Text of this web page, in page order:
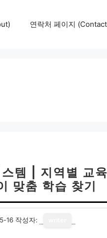
연락처 페이지
템 | 지역별 교
맞춤 학습 찾기
16 작성자: